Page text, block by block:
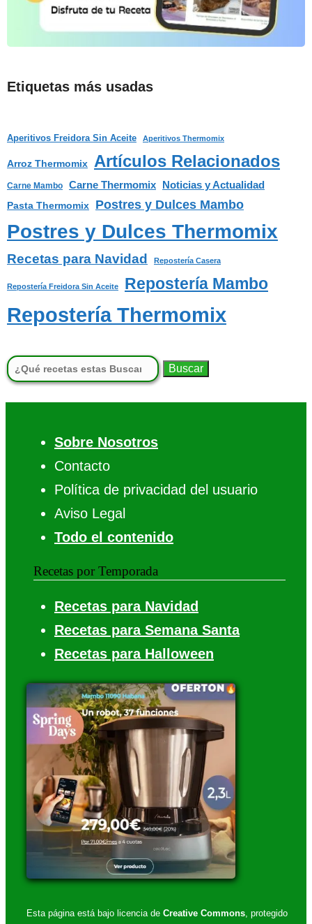
Etiquetas más usadas
Aperitivos Freidora Sin Aceite Aperitivos Thermomix
Arroz Thermomix Artículos Relacionados
Carne Mambo Carne Thermomix Noticias y Actualidad
Pasta Thermomix Postres y Dulces Mambo
Postres y Dulces Thermomix
Recetas para Navidad Repostería Casera
Repostería Freidora Sin Aceite Repostería Mambo
Repostería Thermomix
Buscar:
Sobre Nosotros
Contacto
Política de privacidad del usuario
Aviso Legal
Todo el contenido
Recetas por Temporada
Recetas para Navidad
Recetas para Semana Santa
Recetas para Halloween
Esta página está bajo licencia de Creative Commons, protegido